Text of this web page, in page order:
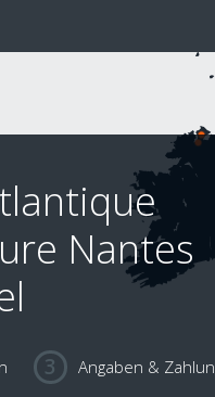
Nantes
Angaben &